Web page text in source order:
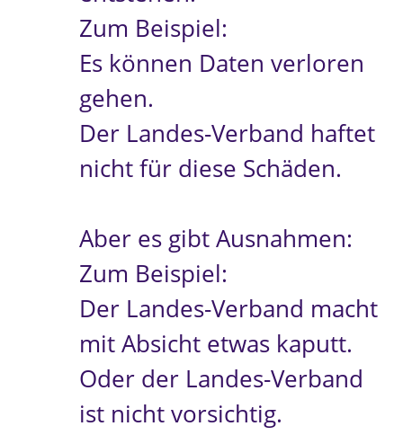
Zum Beispiel:
Es können Daten verloren
gehen.
Der Landes-Verband haftet
nicht für diese Schäden.
Aber es gibt Ausnahmen:
Zum Beispiel:
Der Landes-Verband macht
mit Absicht etwas kaputt.
Oder der Landes-Verband
ist nicht vorsichtig.